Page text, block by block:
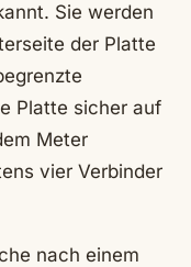
Sie werden
der Platte
Platte sicher auf
Meter
vier Verbinder
nach einem